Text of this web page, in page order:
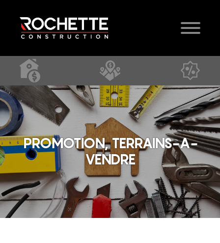
PROMOTION, TERRAINS-A-
VENDRE